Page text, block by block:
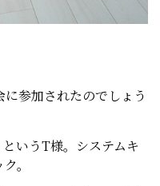
参加されたのでしょう
いうT様。システムキ
。